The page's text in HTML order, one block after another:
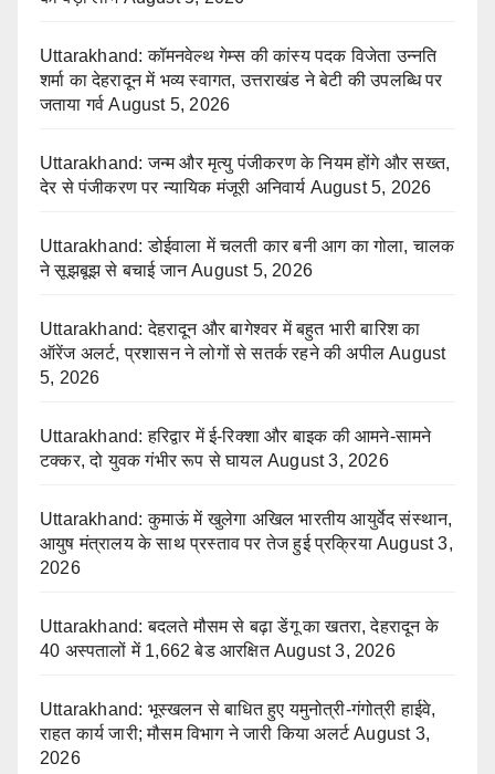
Uttarakhand: कॉमनवेल्थ गेम्स की कांस्य पदक विजेता उन्नति
शर्मा का देहरादून में भव्य स्वागत, उत्तराखंड ने बेटी की उपलब्धि पर
जताया गर्व August 5, 2026
Uttarakhand: जन्म और मृत्यु पंजीकरण के नियम होंगे और सख्त,
देर से पंजीकरण पर न्यायिक मंजूरी अनिवार्य August 5, 2026
Uttarakhand: डोईवाला में चलती कार बनी आग का गोला, चालक
ने सूझबूझ से बचाई जान August 5, 2026
Uttarakhand: देहरादून और बागेश्वर में बहुत भारी बारिश का
ऑरेंज अलर्ट, प्रशासन ने लोगों से सतर्क रहने की अपील August
5, 2026
Uttarakhand: हरिद्वार में ई-रिक्शा और बाइक की आमने-सामने
टक्कर, दो युवक गंभीर रूप से घायल August 3, 2026
Uttarakhand: कुमाऊं में खुलेगा अखिल भारतीय आयुर्वेद संस्थान,
आयुष मंत्रालय के साथ प्रस्ताव पर तेज हुई प्रक्रिया August 3,
2026
Uttarakhand: बदलते मौसम से बढ़ा डेंगू का खतरा, देहरादून के
40 अस्पतालों में 1,662 बेड आरक्षित August 3, 2026
Uttarakhand: भूस्खलन से बाधित हुए यमुनोत्री-गंगोत्री हाईवे,
राहत कार्य जारी; मौसम विभाग ने जारी किया अलर्ट August 3,
2026